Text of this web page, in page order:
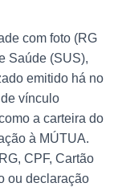
com foto (RG
Saúde (SUS),
emitido há no
vínculo
a carteira do
à MÚTUA.
CPF, Cartão
ou declaração